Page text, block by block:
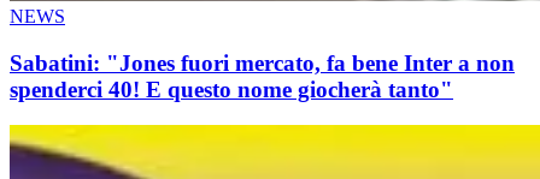
NEWS
Sabatini: "Jones fuori mercato, fa bene Inter a non
spenderci 40! E questo nome giocherà tanto"